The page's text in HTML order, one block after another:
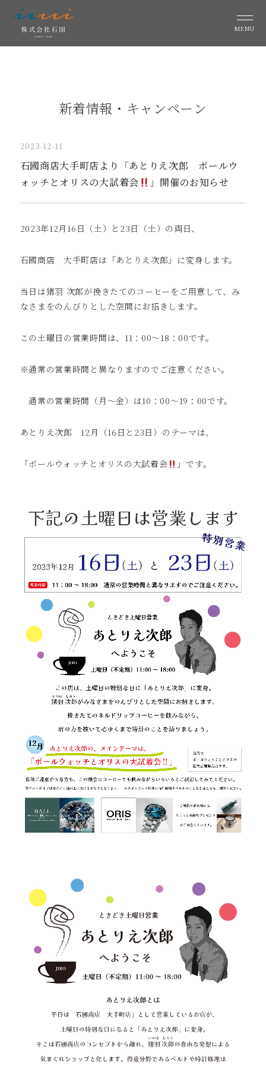
MENU
新着情報・キャンペーン
2023-12-11
石國商店大手町店より「あとりえ次郎 ボールウ
ォッチとオリスの大試着会
」開催のお知らせ
2023年12月16日（土）と23日（土）の両日、
石國商店 大手町店は「あとりえ次郎」に変身します。
当日は猪羽 次郎が挽きたてのコーヒーをご用意して、み
なさまをのんびりとした空間にお招きします。
この土曜日の営業時間は、11：00～18：00です。
※通常の営業時間と異なりますのでご注意ください。
通常の営業時間（月～金）は10：00～19：00です。
あとりえ次郎 12月（16日と23日）のテーマは、
「ボールウォッチとオリスの大試着会 」です。